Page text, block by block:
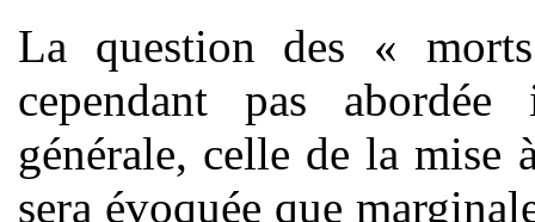
La question des «
cependant pas
générale, celle de la mise
sera évoquée que